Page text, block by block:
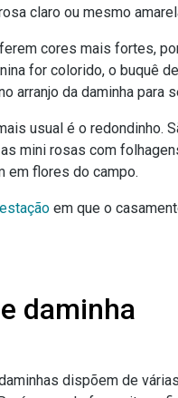
claro ou mesmo
cores mais fortes,
for colorido, o buquê
arranjo da daminha para
usual é o redondinho.
mini rosas com
em flores do campo.
estação em que o
daminha
dispõem de